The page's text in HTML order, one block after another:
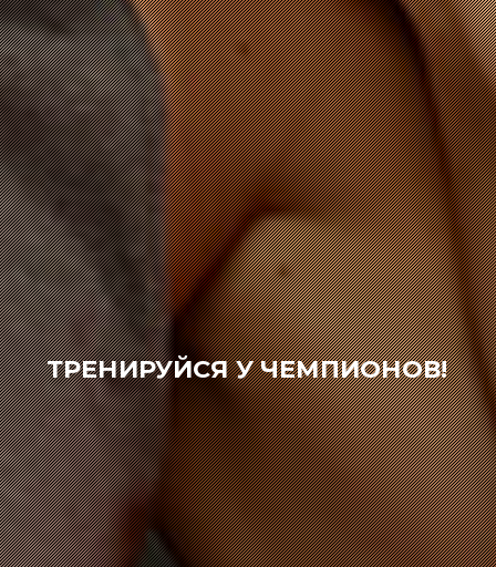
ТРЕНИРУЙСЯ У ЧЕМПИОНОВ!